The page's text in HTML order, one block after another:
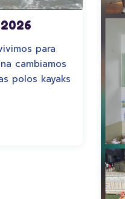
para
cambiamos
polos kayaks